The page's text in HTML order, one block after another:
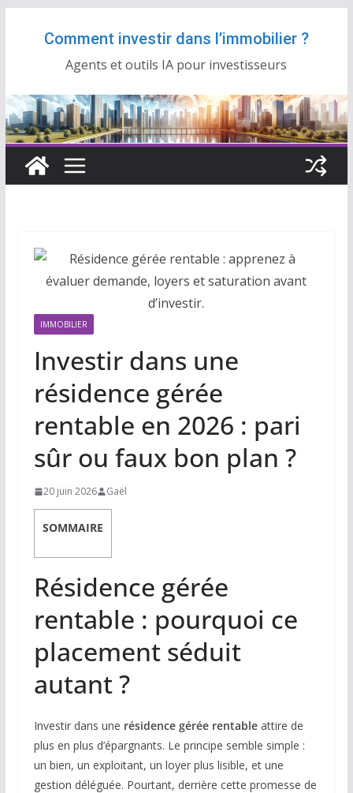
Comment investir dans l’immobilier ?
Agents et outils IA pour investisseurs
IMMOBILIER
Investir dans une
résidence gérée
rentable en 2026 : pari
sûr ou faux bon plan ?
20 juin 2026 Gaël
SOMMAIRE
Résidence gérée
rentable : pourquoi ce
placement séduit
autant ?
Investir dans une résidence gérée rentableattire de
plus en plus d’épargnants. Le principe semble simple :
un bien, un exploitant, un loyer plus lisible, et une
gestion déléguée. Pourtant, derrière cette promesse de